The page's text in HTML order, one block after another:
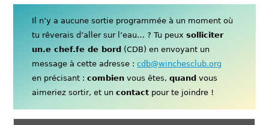
Il n’y a aucune sortie programmée à un moment où
tu rêverais d’aller sur l’eau… ? Tu peuxsolliciter
un.e chef.fe de bord (CDB) en envoyant un
message à cette adresse :cdb@winchesclub.org
en précisant :combien vous êtes,quand vous
aimeriez sortir, et uncontact pour te joindre !